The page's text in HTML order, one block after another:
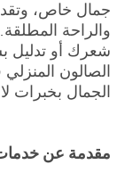
جمال خاص،
والراحة
شعرك أو تدليل
الصالون
الجمال بخبرات
مقدمة عن